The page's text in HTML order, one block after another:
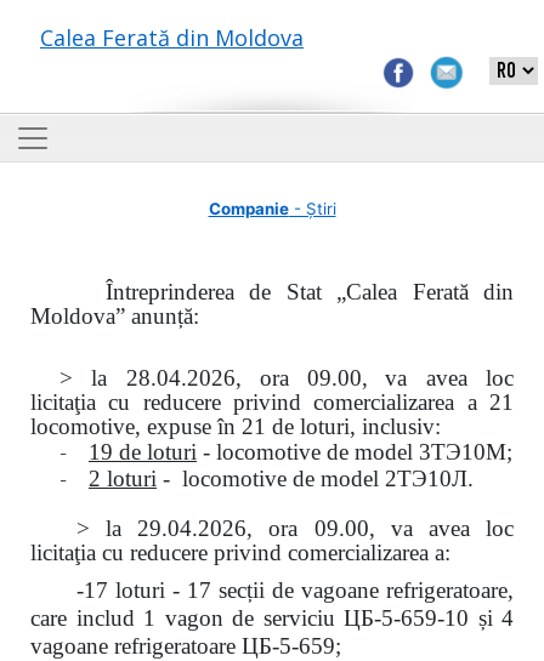
Calea Ferată din Moldova
Companie- Știri
Întreprinderea de Stat „Calea Ferată din
Moldova” anunță:
> la 28.04.2026, ora 09.00,
va avea loc
licitaţiacu reducere privind comercializarea a 21
locomotive, expuse în 21 de loturi, inclusiv:
- 19 de loturi - locomotive de model 3ТЭ10М;
- 2 loturi - locomotive de model 2ТЭ10Л.
> la 29.04.2026, ora 09.00, va avea loc
licitaţia cu reducere privind comercializarea a:
-17 loturi - 17 secții de vagoane refrigeratoare,
care includ 1 vagon de serviciu ЦБ-5-659-10 și 4
vagoane refrigeratoare ЦБ-5-659;